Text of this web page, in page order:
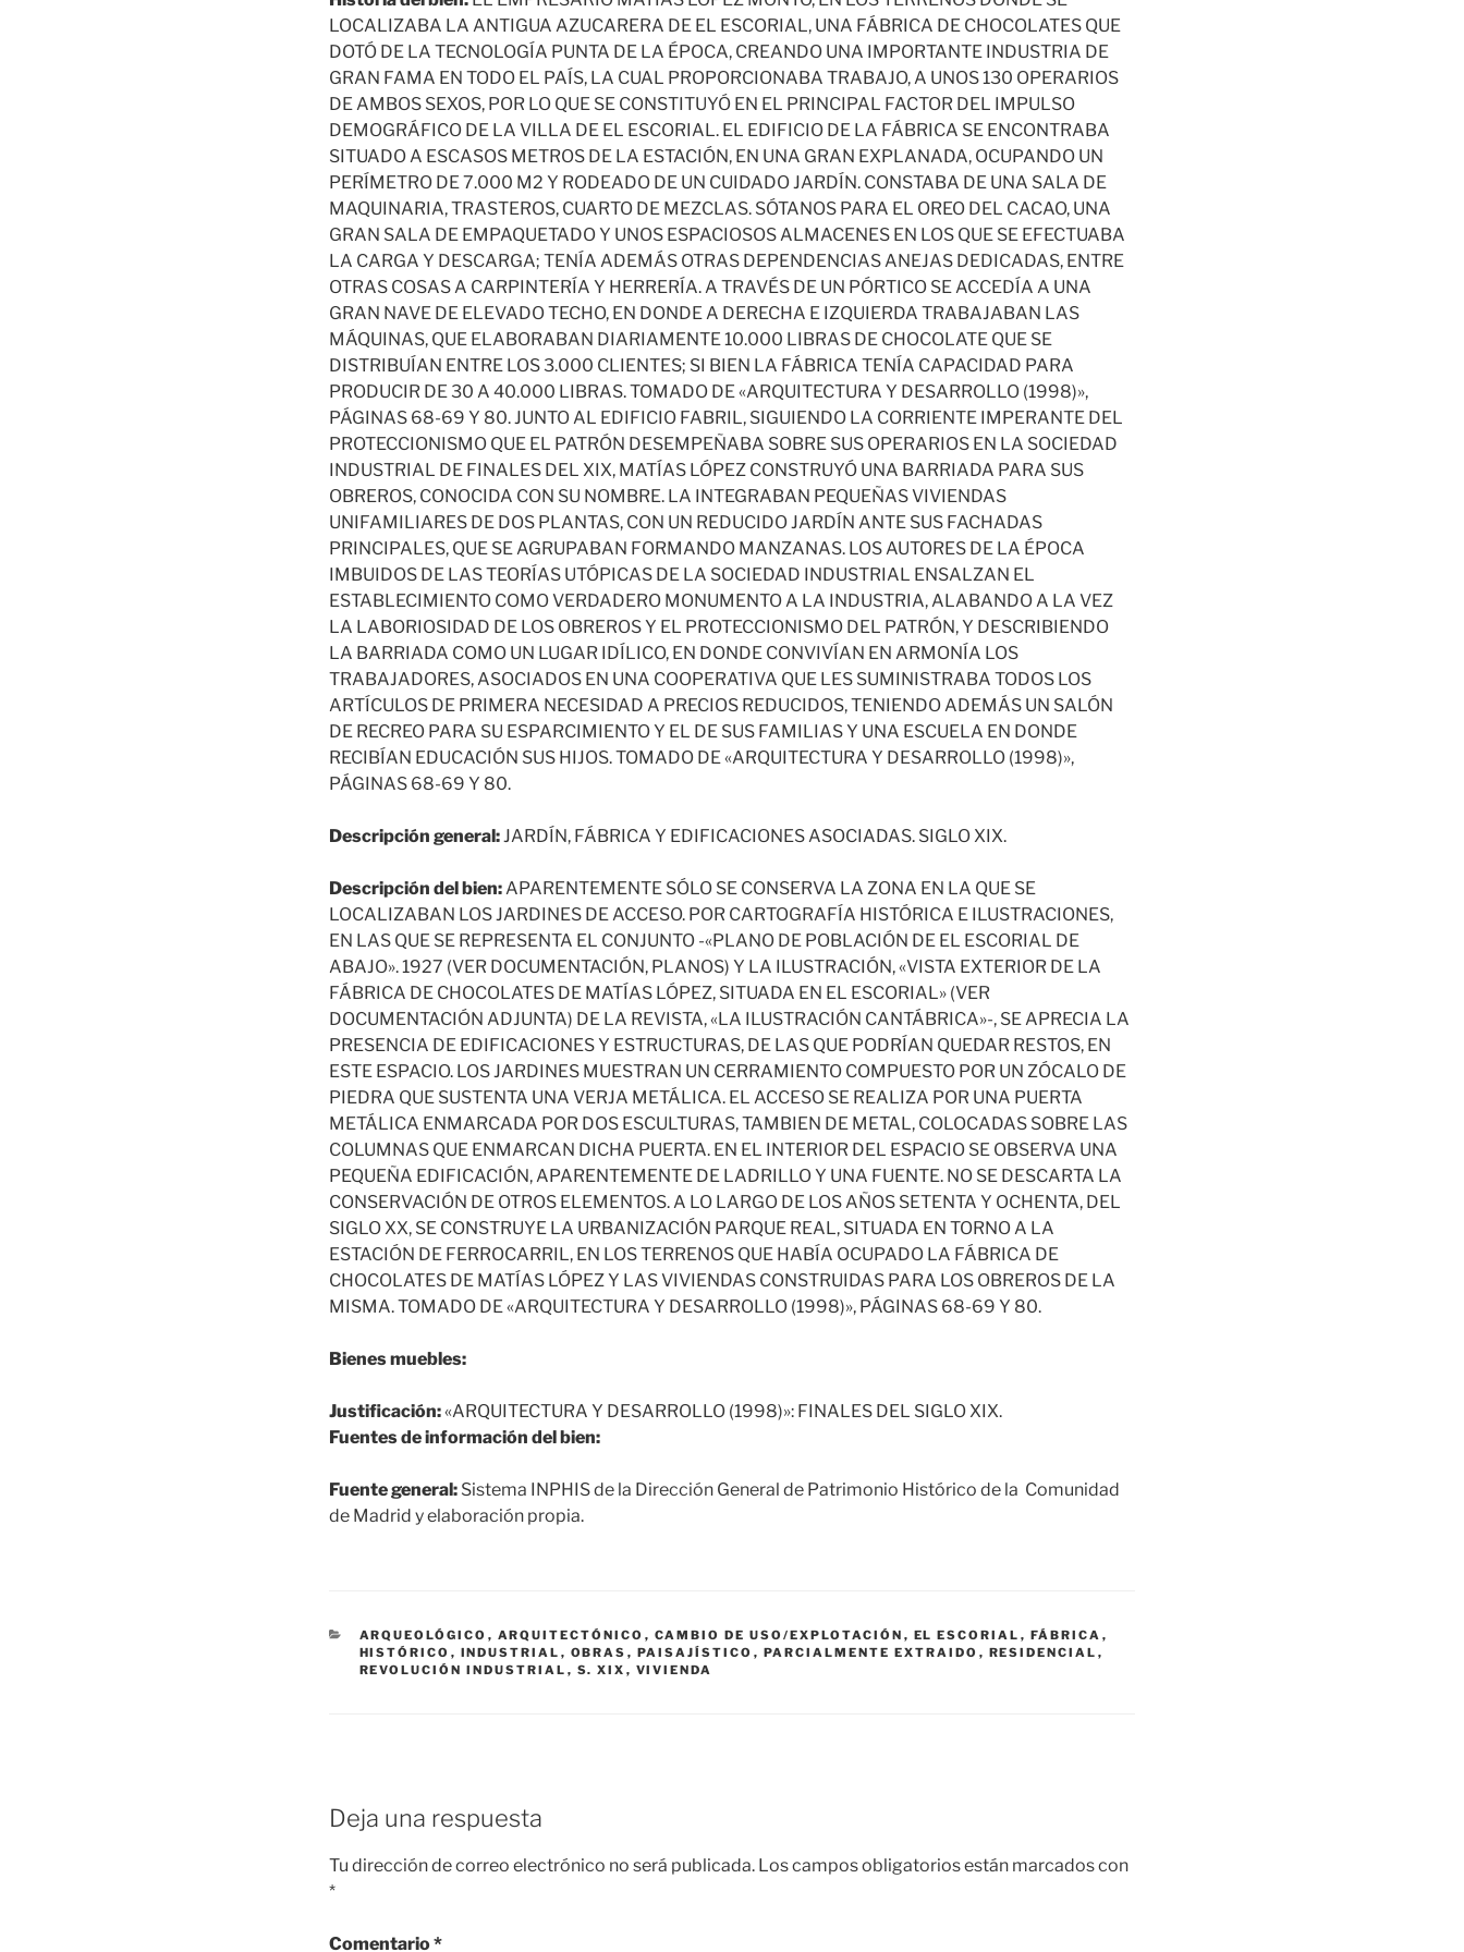
LOCALIZABA LA ANTIGUA AZUCARERA DE EL ESCORIAL, UNA FÁBRICA DE CHOCOLATES QUE
DOTÓ DE LA TECNOLOGÍA PUNTA DE LA ÉPOCA, CREANDO UNA IMPORTANTE INDUSTRIA DE
GRAN FAMA EN TODO EL PAÍS, LA CUAL PROPORCIONABA TRABAJO, A UNOS 130 OPERARIOS
DE AMBOS SEXOS, POR LO QUE SE CONSTITUYÓ EN EL PRINCIPAL FACTOR DEL IMPULSO
DEMOGRÁFICO DE LA VILLA DE EL ESCORIAL. EL EDIFICIO DE LA FÁBRICA SE ENCONTRABA
SITUADO A ESCASOS METROS DE LA ESTACIÓN, EN UNA GRAN EXPLANADA, OCUPANDO UN
PERÍMETRO DE 7.000 M2 Y RODEADO DE UN CUIDADO JARDÍN. CONSTABA DE UNA SALA DE
MAQUINARIA, TRASTEROS, CUARTO DE MEZCLAS. SÓTANOS PARA EL OREO DEL CACAO, UNA
GRAN SALA DE EMPAQUETADO Y UNOS ESPACIOSOS ALMACENES EN LOS QUE SE EFECTUABA
LA CARGA Y DESCARGA; TENÍA ADEMÁS OTRAS DEPENDENCIAS ANEJAS DEDICADAS, ENTRE
OTRAS COSAS A CARPINTERÍA Y HERRERÍA. A TRAVÉS DE UN PÓRTICO SE ACCEDÍA A UNA
GRAN NAVE DE ELEVADO TECHO, EN DONDE A DERECHA E IZQUIERDA TRABAJABAN LAS
MÁQUINAS, QUE ELABORABAN DIARIAMENTE 10.000 LIBRAS DE CHOCOLATE QUE SE
DISTRIBUÍAN ENTRE LOS 3.000 CLIENTES; SI BIEN LA FÁBRICA TENÍA CAPACIDAD PARA
PRODUCIR DE 30 A 40.000 LIBRAS. TOMADO DE «ARQUITECTURA Y DESARROLLO (1998)»,
PÁGINAS 68-69 Y 80. JUNTO AL EDIFICIO FABRIL, SIGUIENDO LA CORRIENTE IMPERANTE DEL
PROTECCIONISMO QUE EL PATRÓN DESEMPEÑABA SOBRE SUS OPERARIOS EN LA SOCIEDAD
INDUSTRIAL DE FINALES DEL XIX, MATÍAS LÓPEZ CONSTRUYÓ UNA BARRIADA PARA SUS
OBREROS, CONOCIDA CON SU NOMBRE. LA INTEGRABAN PEQUEÑAS VIVIENDAS
UNIFAMILIARES DE DOS PLANTAS, CON UN REDUCIDO JARDÍN ANTE SUS FACHADAS
PRINCIPALES, QUE SE AGRUPABAN FORMANDO MANZANAS. LOS AUTORES DE LA ÉPOCA
IMBUIDOS DE LAS TEORÍAS UTÓPICAS DE LA SOCIEDAD INDUSTRIAL ENSALZAN EL
ESTABLECIMIENTO COMO VERDADERO MONUMENTO A LA INDUSTRIA, ALABANDO A LA VEZ
LA LABORIOSIDAD DE LOS OBREROS Y EL PROTECCIONISMO DEL PATRÓN, Y DESCRIBIENDO
LA BARRIADA COMO UN LUGAR IDÍLICO, EN DONDE CONVIVÍAN EN ARMONÍA LOS
TRABAJADORES, ASOCIADOS EN UNA COOPERATIVA QUE LES SUMINISTRABA TODOS LOS
ARTÍCULOS DE PRIMERA NECESIDAD A PRECIOS REDUCIDOS, TENIENDO ADEMÁS UN SALÓN
DE RECREO PARA SU ESPARCIMIENTO Y EL DE SUS FAMILIAS Y UNA ESCUELA EN DONDE
RECIBÍAN EDUCACIÓN SUS HIJOS. TOMADO DE «ARQUITECTURA Y DESARROLLO (1998)»,
PÁGINAS 68-69 Y 80.
Descripción general:JARDÍN, FÁBRICA Y EDIFICACIONES ASOCIADAS. SIGLO XIX.
Descripción del bien:APARENTEMENTE SÓLO SE CONSERVA LA ZONA EN LA QUE SE
LOCALIZABAN LOS JARDINES DE ACCESO. POR CARTOGRAFÍA HISTÓRICA E ILUSTRACIONES,
EN LAS QUE SE REPRESENTA EL CONJUNTO -«PLANO DE POBLACIÓN DE EL ESCORIAL DE
ABAJO». 1927 (VER DOCUMENTACIÓN, PLANOS) Y LA ILUSTRACIÓN, «VISTA EXTERIOR DE LA
FÁBRICA DE CHOCOLATES DE MATÍAS LÓPEZ, SITUADA EN EL ESCORIAL» (VER
DOCUMENTACIÓN ADJUNTA) DE LA REVISTA, «LA ILUSTRACIÓN CANTÁBRICA»-, SE APRECIA LA
PRESENCIA DE EDIFICACIONES Y ESTRUCTURAS, DE LAS QUE PODRÍAN QUEDAR RESTOS, EN
ESTE ESPACIO. LOS JARDINES MUESTRAN UN CERRAMIENTO COMPUESTO POR UN ZÓCALO DE
PIEDRA QUE SUSTENTA UNA VERJA METÁLICA. EL ACCESO SE REALIZA POR UNA PUERTA
METÁLICA ENMARCADA POR DOS ESCULTURAS, TAMBIEN DE METAL, COLOCADAS SOBRE LAS
COLUMNAS QUE ENMARCAN DICHA PUERTA. EN EL INTERIOR DEL ESPACIO SE OBSERVA UNA
PEQUEÑA EDIFICACIÓN, APARENTEMENTE DE LADRILLO Y UNA FUENTE. NO SE DESCARTA LA
CONSERVACIÓN DE OTROS ELEMENTOS. A LO LARGO DE LOS AÑOS SETENTA Y OCHENTA, DEL
SIGLO XX, SE CONSTRUYE LA URBANIZACIÓN PARQUE REAL, SITUADA EN TORNO A LA
ESTACIÓN DE FERROCARRIL, EN LOS TERRENOS QUE HABÍA OCUPADO LA FÁBRICA DE
CHOCOLATES DE MATÍAS LÓPEZ Y LAS VIVIENDAS CONSTRUIDAS PARA LOS OBREROS DE LA
MISMA. TOMADO DE «ARQUITECTURA Y DESARROLLO (1998)», PÁGINAS 68-69 Y 80.
Bienes muebles:
Justificación:«ARQUITECTURA Y DESARROLLO (1998)»: FINALES DEL SIGLO XIX.
Fuentes de información del bien:
Fuente general: Sistema INPHIS de la Dirección General de Patrimonio Histórico de la Comunidad
de Madrid y elaboración propia.
CATEGORÍAS
ARQUEOLÓGICO , ARQUITECTÓNICO , CAMBIO DE USO/EXPLOTACIÓN , EL ESCORIAL , FÁBRICA ,
HISTÓRICO , INDUSTRIAL , OBRAS , PAISAJÍSTICO , PARCIALMENTE EXTRAIDO , RESIDENCIAL ,
REVOLUCIÓN INDUSTRIAL , S. XIX , VIVIENDA
Deja una respuesta
Tu dirección de correo electrónico no será publicada. Los campos obligatorios están marcados con
*
Comentario*